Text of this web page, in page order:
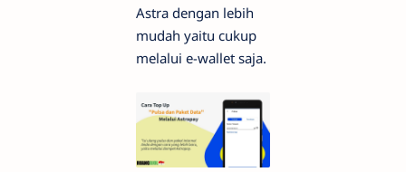
Astra dengan lebih
mudah yaitu cukup
melalui e-wallet saja.